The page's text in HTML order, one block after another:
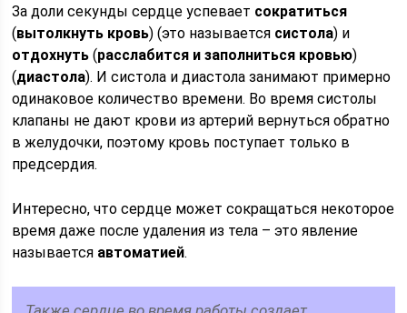
За доли секунды сердце успевает сократиться
(вытолкнуть кровь) (это называется систола) и
отдохнуть (расслабится и заполниться кровью)
(диастола). И систола и диастола занимают примерно
одинаковое количество времени. Во время систолы
клапаны не дают крови из артерий вернуться обратно
в желудочки, поэтому кровь поступает только в
предсердия.
Интересно, что сердце может сокращаться некоторое
время даже после удаления из тела – это явление
называется автоматией.